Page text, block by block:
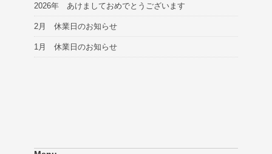
2026年 あけましておめでとうございます
2月 休業日のお知らせ
1月 休業日のお知らせ